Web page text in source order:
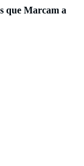
que Marcam a